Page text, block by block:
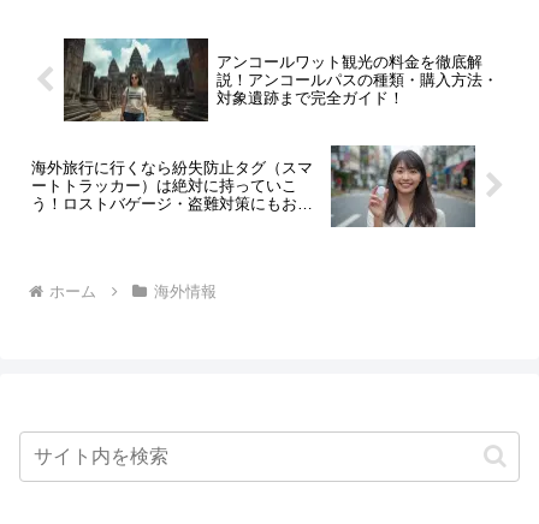
アンコールワット観光の料金を徹底解
説！アンコールパスの種類・購入方法・
対象遺跡まで完全ガイド！
海外旅行に行くなら紛失防止タグ（スマ
ートトラッカー）は絶対に持っていこ
う！ロストバゲージ・盗難対策にもおす
ホーム 海外情報